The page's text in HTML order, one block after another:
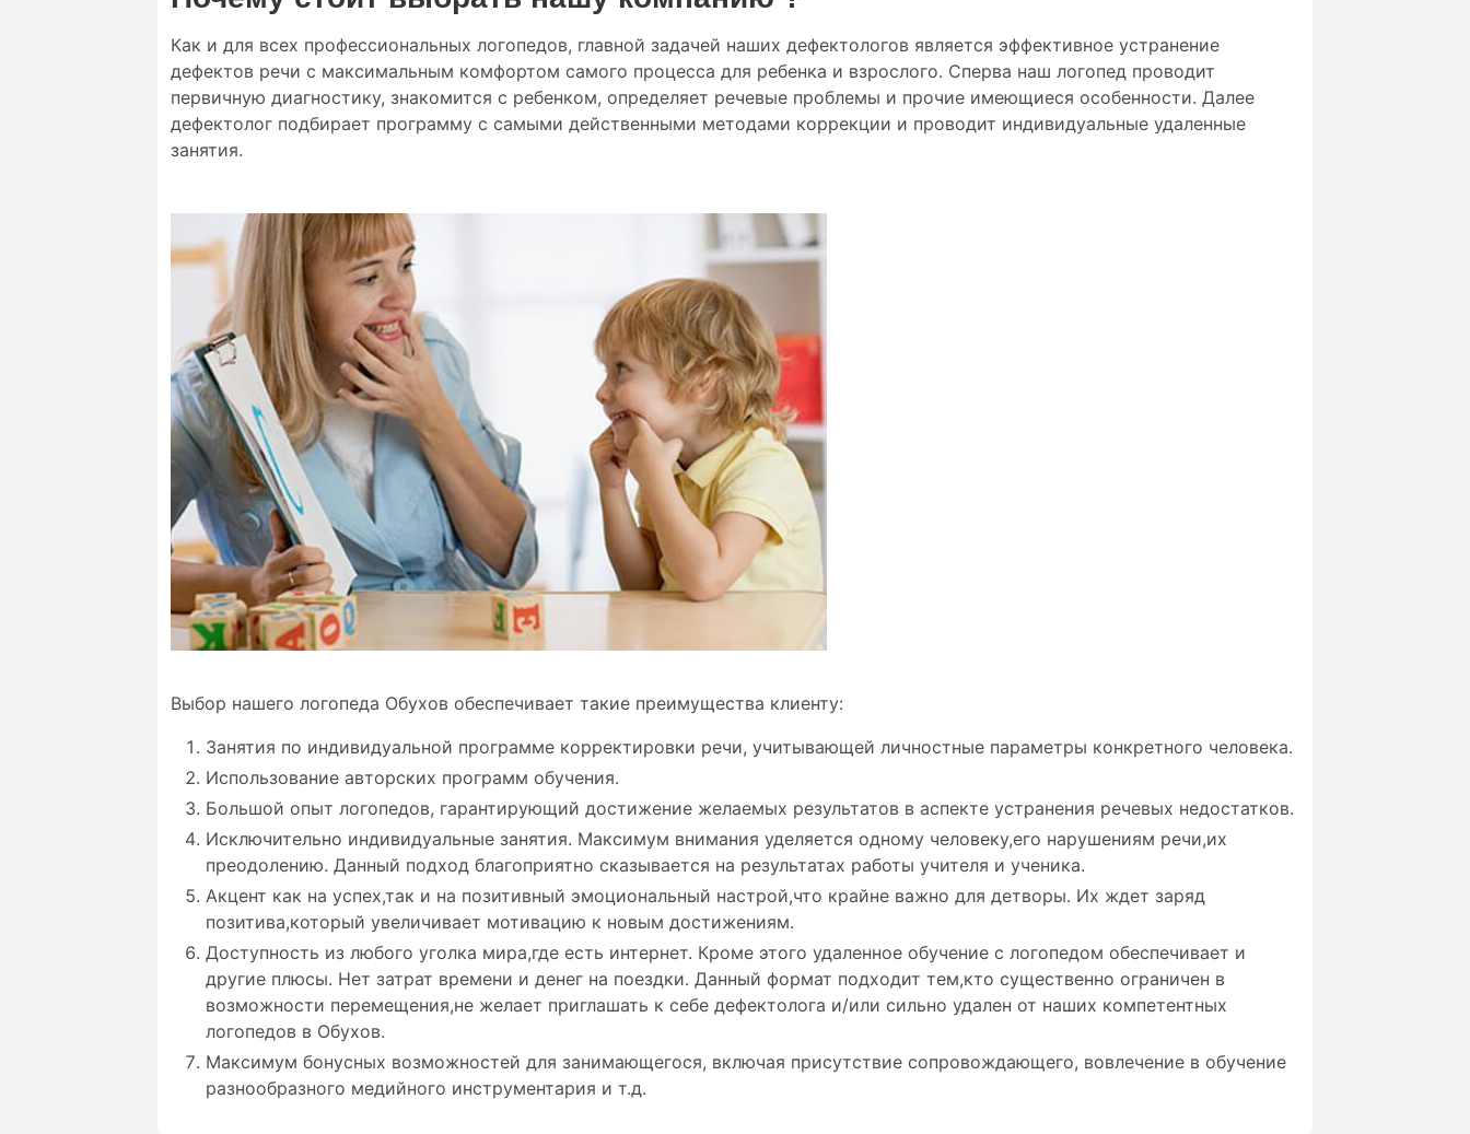
Как и для всех профессиональных логопедов, главной задачей наших дефектологов является эффективное устранение
дефектов речи с максимальным комфортом самого процесса для ребенка и взрослого. Сперва наш логопед проводит
первичную диагностику, знакомится с ребенком, определяет речевые проблемы и прочие имеющиеся особенности. Далее
дефектолог подбирает программу с самыми действенными методами коррекции и проводит индивидуальные удаленные
занятия.
Выбор нашего логопеда Обухов обеспечивает такие преимущества клиенту:
Занятия по индивидуальной программе корректировки речи, учитывающей личностные параметры конкретного человека.
Использование авторских программ обучения.
Большой опыт логопедов, гарантирующий достижение желаемых результатов в аспекте устранения речевых недостатков.
Исключительно индивидуальные занятия. Максимум внимания уделяется одному человеку,его нарушениям речи,их
преодолению. Данный подход благоприятно сказывается на результатах работы учителя и ученика.
Акцент как на успех,так и на позитивный эмоциональный настрой,что крайне важно для детворы. Их ждет заряд
позитива,который увеличивает мотивацию к новым достижениям.
Доступность из любого уголка мира,где есть интернет. Кроме этого удаленное обучение с логопедом обеспечивает и
другие плюсы. Нет затрат времени и денег на поездки. Данный формат подходит тем,кто существенно ограничен в
возможности перемещения,не желает приглашать к себе дефектолога и/или сильно удален от наших компетентных
логопедов в Обухов.
Максимум бонусных возможностей для занимающегося, включая присутствие сопровождающего, вовлечение в обучение
разнообразного медийного инструментария и т.д.